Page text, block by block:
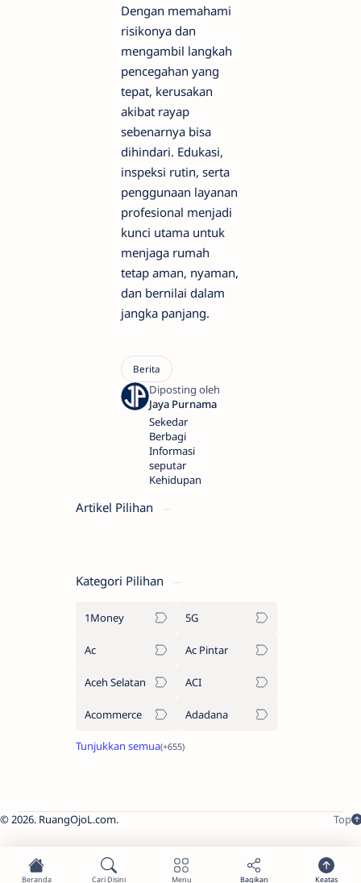
Dengan memahami
risikonya dan
mengambil langkah
pencegahan yang
tepat, kerusakan
akibat rayap
sebenarnya bisa
dihindari. Edukasi,
inspeksi rutin, serta
penggunaan layanan
profesional menjadi
kunci utama untuk
menjaga rumah
tetap aman, nyaman,
dan bernilai dalam
jangka panjang.
Sekedar
Berbagi
Informasi
seputar
Kehidupan
Artikel Pilihan
Kategori Pilihan
1Money 5G
Ac Ac Pintar
Aceh Selatan ACI
Acommerce Adadana
2026. RuangOjoL.com.